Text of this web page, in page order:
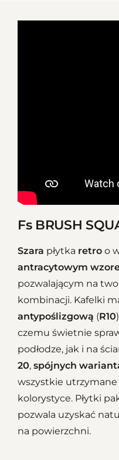
Fs BRUSH
Szara płytka retro o
antracytowym
pozwalającym na
kombinacji. Kafelki
antypoślizgową (R10
czemu świetnie
podłodze, jak i na
20, spójnych
wszystkie
kolorystyce. Płytki
pozwala uzyskać
na powierzchni.